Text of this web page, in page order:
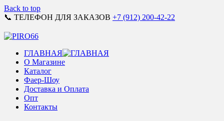
Back to top
📞 ТЕЛЕФОН ДЛЯ ЗАКАЗОВ +7 (912) 200-42-22
ГЛАВНАЯ
О Магазине
Каталог
Фаер-Шоу
Доставка и Оплата
Опт
Контакты